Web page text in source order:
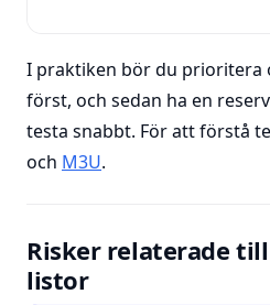
I praktiken bör du prioritera
först, och sedan ha en
testa snabbt. För att förstå
och M3U.
Risker relaterade
listor